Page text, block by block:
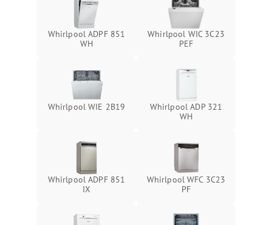
Whirlpool ADPF 851
WH
Whirlpool WIC 3C23
PEF
Whirlpool WIE 2B19
Whirlpool ADP 321
WH
Whirlpool ADPF 851
IX
Whirlpool WFC 3C23
PF